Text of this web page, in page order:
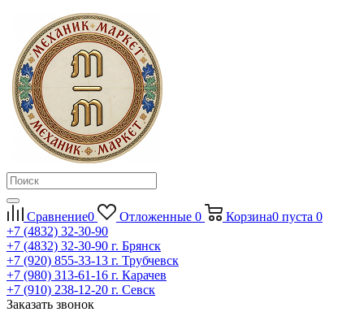
Сравнение0 Отложенные 0 Корзина0 пуста 0
+7 (4832) 32-30-90
+7 (4832) 32-30-90 г. Брянск
+7 (920) 855-33-13 г. Трубчевск
+7 (980) 313-61-16 г. Карачев
+7 (910) 238-12-20 г. Севск
Заказать звонок